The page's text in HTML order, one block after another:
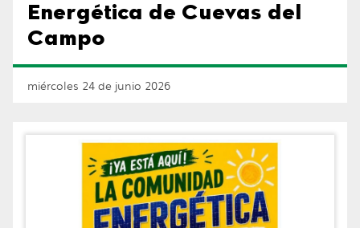
Energética de Cuevas del
Campo
miércoles 24 de junio 2026